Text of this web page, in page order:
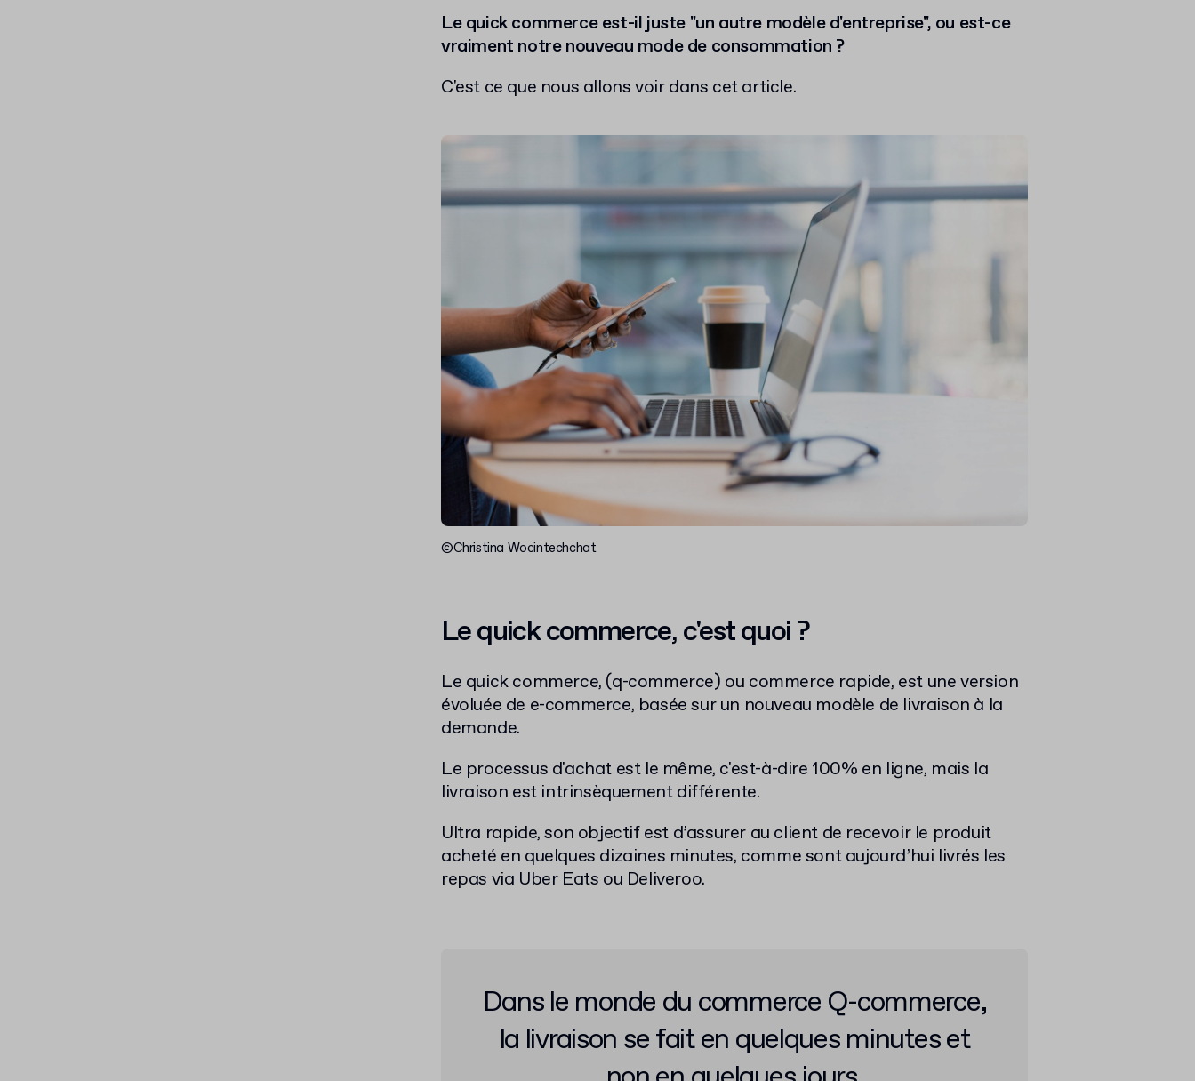
Le quick commerce est-il juste "un autre modèle d'entreprise", ou est-ce
vraiment notre nouveau mode de consommation ?
C'est ce que nous allons voir dans cet article.
©Christina Wocintechchat
Le quick commerce, c'est quoi ?
Le quick commerce, (q-commerce) ou commerce rapide, est une version
évoluée de e-commerce, basée sur un nouveau modèle de livraison à la
demande.
Le processus d'achat est le même, c'est-à-dire 100% en ligne, mais la
livraison est intrinsèquement différente.
Ultra rapide, son objectif est d’assurer au client de recevoir le produit
acheté en quelques dizaines minutes, comme sont aujourd’hui livrés les
repas via Uber Eats ou Deliveroo.
Dans le monde du commerce Q-commerce,
la livraison se fait en quelques minutes et